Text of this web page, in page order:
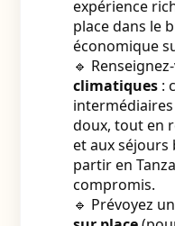
expérience
place dans le
économique
🔹
climatiques:
doux, tout en
et aux séjours
partir en
compromis.
🔹 Prévoyez